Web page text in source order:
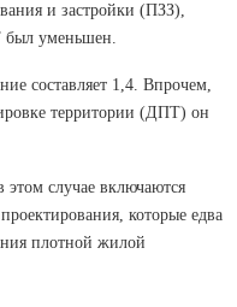
и застройки (ПЗЗ),
был уменьшен.
составляет 1,4. Впрочем,
территории (ДПТ) он
случае включаются
которые едва
плотной жилой